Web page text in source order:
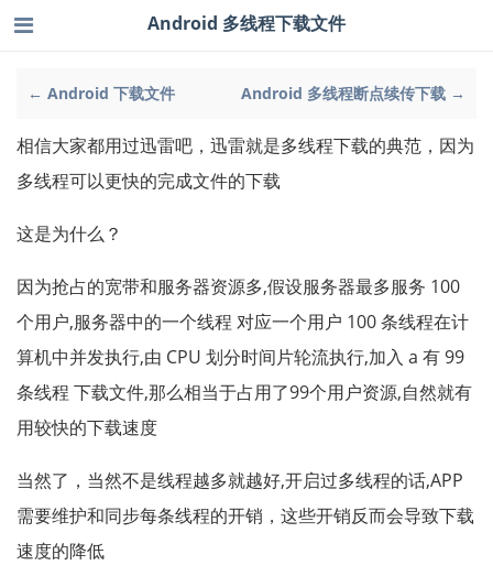
← Android 下载文件 Android 多线程断点续传下载 →
Android 多线程下载文件
相信大家都用过迅雷吧，迅雷就是多线程下载的典范，因为
多线程可以更快的完成文件的下载
这是为什么？
因为抢占的宽带和服务器资源多,假设服务器最多服务 100
个用户,服务器中的一个线程 对应一个用户 100 条线程在计
算机中并发执行,由 CPU 划分时间片轮流执行,加入 a 有 99
条线程 下载文件,那么相当于占用了99个用户资源,自然就有
用较快的下载速度
当然了，当然不是线程越多就越好,开启过多线程的话,APP
需要维护和同步每条线程的开销，这些开销反而会导致下载
速度的降低